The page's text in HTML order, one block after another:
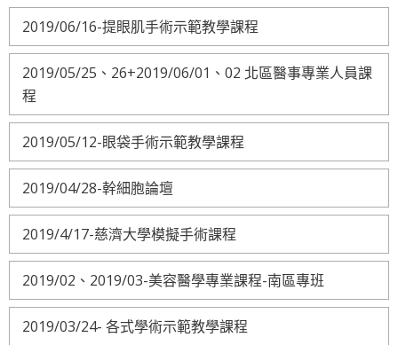
2019/06/16-提眼肌手術示範教學課程
2019/05/25、26+2019/06/01、02 北區醫事專業人員課
程
2019/05/12-眼袋手術示範教學課程
2019/04/28-幹細胞論壇
2019/4/17-慈濟大學模擬手術課程
2019/02、2019/03-美容醫學專業課程-南區專班
2019/03/24- 各式學術示範教學課程